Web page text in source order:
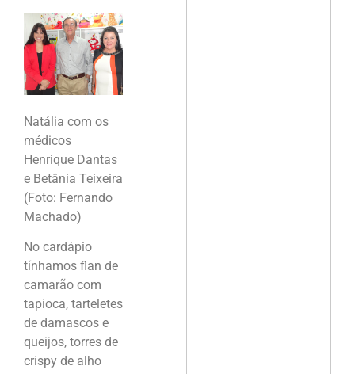
Natália com os
médicos
Henrique Dantas
e Betânia Teixeira
(Foto: Fernando
Machado)
No cardápio
tínhamos flan de
camarão com
tapioca, tarteletes
de damascos e
queijos, torres de
crispy de alho